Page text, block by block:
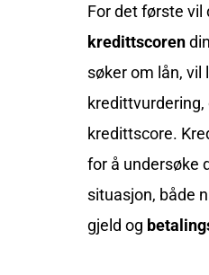
For det første vil
kredittscoren
søker om lån, vil
kredittvurdering,
kredittscore.
for å undersøke
situasjon, både
gjeld og